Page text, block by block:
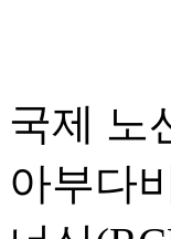
국제 노
아부다